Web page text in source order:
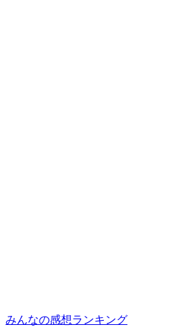
みんなの感想ランキング